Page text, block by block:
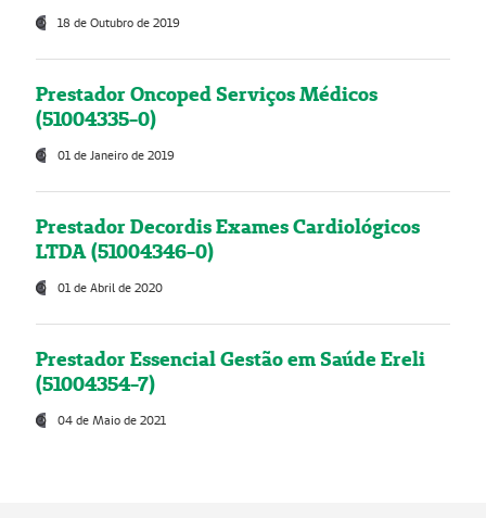
18 de Outubro de 2019
Prestador Oncoped Serviços Médicos
(51004335-0)
01 de Janeiro de 2019
Prestador Decordis Exames Cardiológicos
LTDA (51004346-0)
01 de Abril de 2020
Prestador Essencial Gestão em Saúde Ereli
(51004354-7)
04 de Maio de 2021